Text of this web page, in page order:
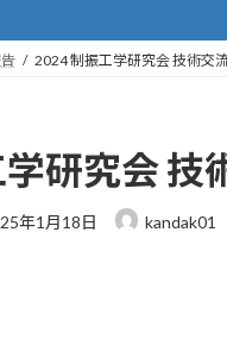
2024 制振工学研究会 技術交
研究会 技
年1月18日 kandak01